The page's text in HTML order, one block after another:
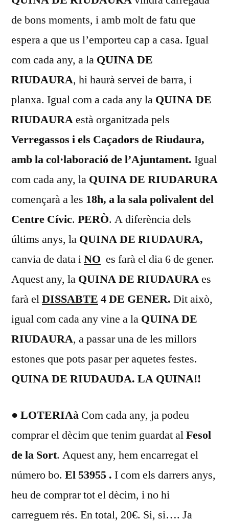
de bons moments, i amb molt de fatu que
espera a que us l’emporteu cap a casa. Igual
com cada any, a la QUINA DE
RIUDAURA, hi haurà servei de barra, i
planxa. Igual com a cada any la QUINA DE
RIUDAURAestà organitzada pels
Verregassos i els Caçadors de Riudaura,
amb la col·laboració de l’Ajuntament. Igual
com cada any, la QUINA DE RIUDARURA
començarà a les 18h, a la sala polivalent del
Centre Cívic. PERÒ. A diferència dels
últims anys, la QUINA DE RIUDAURA,
canvia de data iNO es farà el dia 6 de gener.
Aquest any, la QUINA DE RIUDAURAes
farà elDISSABTE 4 DE GENER. Dit això,
igual com cada any vine a la QUINA DE
RIUDAURA, a passar una de les millors
estones que pots pasar per aquetes festes.
QUINA DE RIUDAUDA. LA QUINA!!
● LOTERIAà Com cada any, ja podeu
comprar el dècim que tenim guardat alFesol
de la Sort. Aquest any, hem encarregat el
número bo. El 53955 . I com els darrers anys,
heu de comprar tot el dècim, i no hi
carreguem rés. En total, 20€. Si, si…. Ja